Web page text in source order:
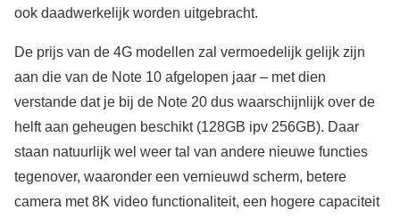
ook daadwerkelijk worden uitgebracht.
De prijs van de 4G modellen zal vermoedelijk gelijk zijn
aan die van de Note 10 afgelopen jaar – met dien
verstande dat je bij de Note 20 dus waarschijnlijk over de
helft aan geheugen beschikt (128GB ipv 256GB). Daar
staan natuurlijk wel weer tal van andere nieuwe functies
tegenover, waaronder een vernieuwd scherm, betere
camera met 8K video functionaliteit, een hogere capaciteit